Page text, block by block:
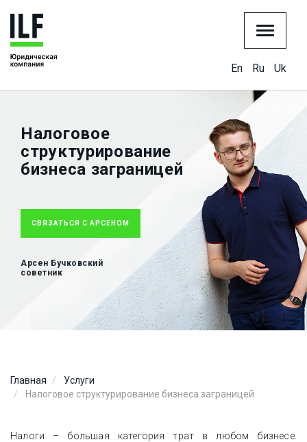
En Ru Uk
Налоговое
структурирование
бизнеса заграницей
СВЯЗАТЬСЯ С АРСЕНОМ
Арсен Бучковский
советник
Главная
Услуги
Налоговое структурирование бизнеса заграницей
Налоги – большая категория трат в любом бизнесе.